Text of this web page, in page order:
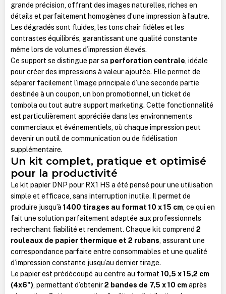
grande précision, offrant des images naturelles, riches en
détails et parfaitement homogènes d’une impression à l’autre.
Les dégradés sont fluides, les tons chair fidèles et les
contrastes équilibrés, garantissant une qualité constante
même lors de volumes d’impression élevés.
Ce support se distingue par sa perforation centrale, idéale
pour créer des impressions à valeur ajoutée. Elle permet de
séparer facilement l’image principale d’une seconde partie
destinée à un coupon, un bon promotionnel, un ticket de
tombola ou tout autre support marketing. Cette fonctionnalité
est particulièrement appréciée dans les environnements
commerciaux et événementiels, où chaque impression peut
devenir un outil de communication ou de fidélisation
supplémentaire.
Un kit complet, pratique et optimisé
pour la productivité
Le kit papier DNP pour RX1 HS a été pensé pour une utilisation
simple et efficace, sans interruption inutile. Il permet de
produire jusqu’à 1400 tirages au format 10 x 15 cm, ce qui en
fait une solution parfaitement adaptée aux professionnels
recherchant fiabilité et rendement. Chaque kit comprend 2
rouleaux de papier thermique et 2 rubans, assurant une
correspondance parfaite entre consommables et une qualité
d’impression constante jusqu’au dernier tirage.
Le papier est prédécoupé au centre au format 10,5 x 15,2 cm
(4x6"), permettant d’obtenir2 bandes de 7,5 x 10 cm après